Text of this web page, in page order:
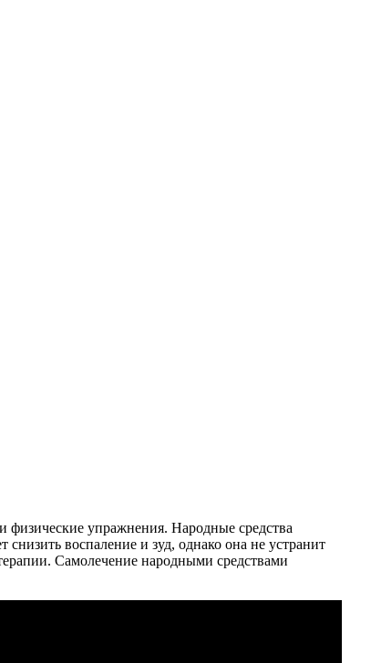
физические упражнения. Народные средства
воспаление и зуд, однако она не устранит
Самолечение народными средствами